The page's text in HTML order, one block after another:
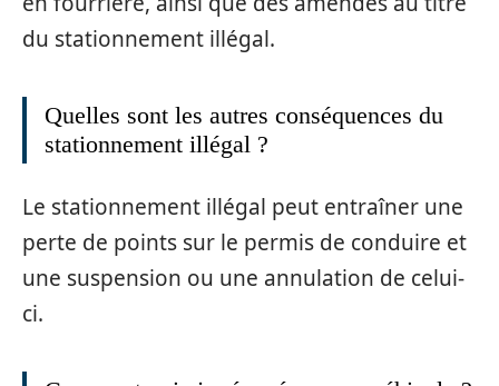
du stationnement illégal.
Quelles sont les autres conséquences du
stationnement illégal ?
Le stationnement illégal peut entraîner une
perte de points sur le permis de conduire et
une suspension ou une annulation de celui-
ci.